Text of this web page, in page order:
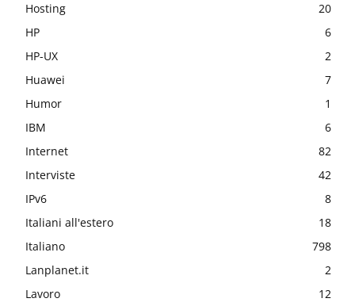
Hosting
20
HP
6
HP-UX
2
Huawei
7
Humor
1
IBM
6
Internet
82
Interviste
42
IPv6
8
Italiani all'estero
18
Italiano
798
Lanplanet.it
2
Lavoro
12